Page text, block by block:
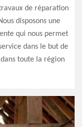
de réparation
disposons une
qui nous permet
dans le but de
toute la région